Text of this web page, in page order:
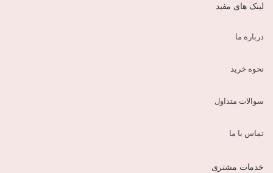
لینک های مفید
درباره ما
نحوه خرید
سوالات متداول
تماس با ما
خدمات مشتری